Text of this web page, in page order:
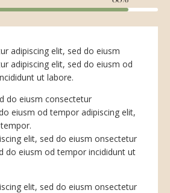
adipiscing elit, sed do eiusm
adipiscing elit, sed do eiusm od
ut labore.
do eiusm consectetur
eiusm od tempor adipiscing elit,
elit, sed do eiusm onsectetur
do eiusm od tempor incididunt ut
elit, sed do eiusm onsectetur